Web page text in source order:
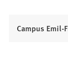
Campus Emil-